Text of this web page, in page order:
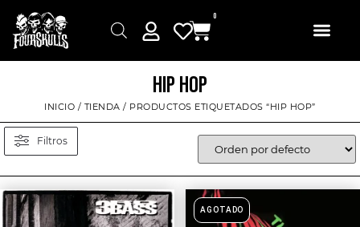
0
HIP HOP
INICIO / TIENDA / PRODUCTOS ETIQUETADOS “HIP HOP”
Filtros
AGOTADO